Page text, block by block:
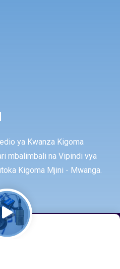
ya Kwanza Kigoma
mbalimbali na Vipindi vya
Kigoma Mjini - Mwanga.
-2026